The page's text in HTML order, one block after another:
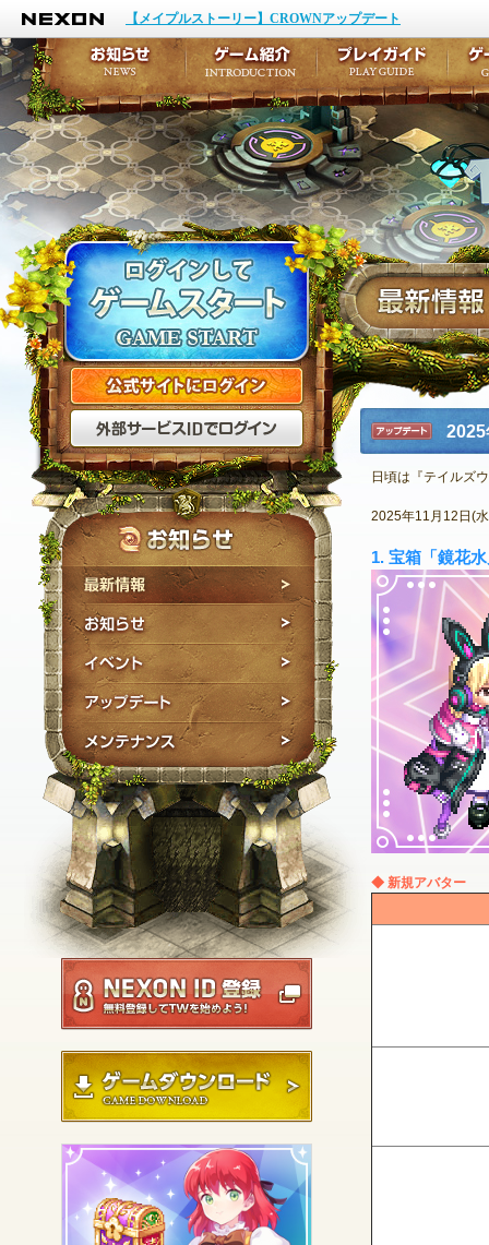
NEXON
【メイプルストーリー】CROWNアップデート
公式サイトにログイン
外部サービスIDでログ
最新情報
お知らせ
イベント
アップデート
メンテナンス
アップデ
ート
日頃は『テイルズ
2025年11月12日(
1. 宝箱「鏡花
◆ 新規アバター
お知らせ
イベント
アップデート
メンテナンス
ゲーム紹介
キャラクター作成
テイルズ初級者講座
ここだけは知ってお